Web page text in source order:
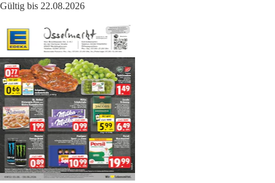
Gültig bis 22.08.2026